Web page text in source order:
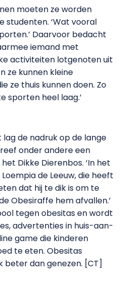
moeten ze worden
studenten. ‘Wat vooral
Daarvoor bedacht
iemand met
activiteiten lotgenoten uit
ze kunnen kleine
ze thuis kunnen doen. Zo
sporten heel laag.’
de nadruk op de lange
onder andere een
Dikke Dierenbos. ‘In het
de Leeuw, die heeft
dat hij te dik is om te
Obesiraffe hem afvallen.’
tegen obesitas en wordt
advertenties in huis-aan-
game die kinderen
te eten. Obesitas
beter dan genezen. [CT]